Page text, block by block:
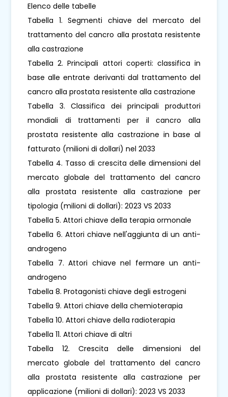
Elenco delle tabelle
Tabella 1. Segmenti chiave del mercato del
trattamento del cancro alla prostata resistente
alla castrazione
Tabella 2. Principali attori coperti: classifica in
base alle entrate derivanti dal trattamento del
cancro alla prostata resistente alla castrazione
Tabella 3. Classifica dei principali produttori
mondiali di trattamenti per il cancro alla
prostata resistente alla castrazione in base al
fatturato (milioni di dollari) nel 2033
Tabella 4. Tasso di crescita delle dimensioni del
mercato globale del trattamento del cancro
alla prostata resistente alla castrazione per
tipologia (milioni di dollari): 2023 VS 2033
Tabella 5. Attori chiave della terapia ormonale
Tabella 6. Attori chiave nell'aggiunta di un anti-
androgeno
Tabella 7. Attori chiave nel fermare un anti-
androgeno
Tabella 8. Protagonisti chiave degli estrogeni
Tabella 9. Attori chiave della chemioterapia
Tabella 10. Attori chiave della radioterapia
Tabella 11. Attori chiave di altri
Tabella 12. Crescita delle dimensioni del
mercato globale del trattamento del cancro
alla prostata resistente alla castrazione per
applicazione (milioni di dollari): 2023 VS 2033